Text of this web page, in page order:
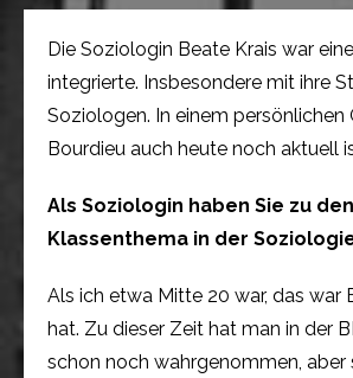
Die Soziologin Beate Krais war
integrierte. Insbesondere mit ihre
Soziologen. In einem
Bourdieu auch heute noch aktuell
Als Soziologin haben Sie zu
Klassenthema in der
Als ich etwa Mitte 20 war, das war
hat. Zu dieser Zeit hat man in der
schon noch wahrgenommen,